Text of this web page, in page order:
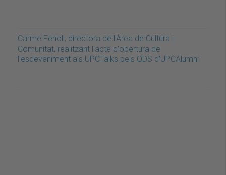
Carme Fenoll, directora de l'Àrea de Cultura i
Comunitat, realitzant l'acte d'obertura de
l'esdeveniment als UPCTalks pels ODS d'UPCAlumni